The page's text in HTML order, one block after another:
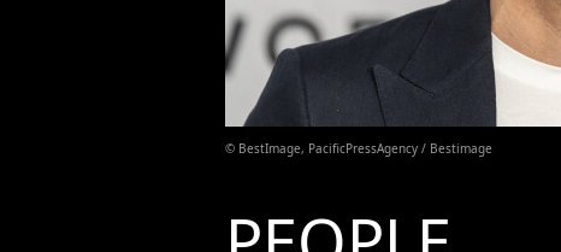
© BestImage, PacificPressAgency / Bestimage